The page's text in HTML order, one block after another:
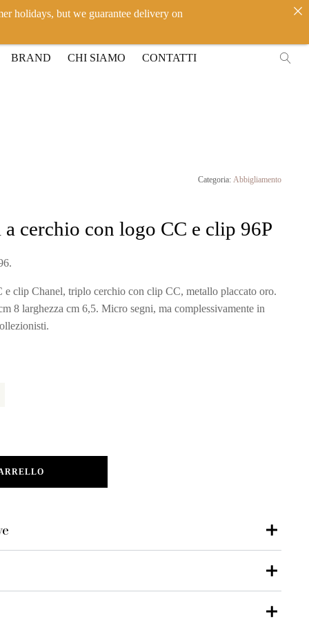
BRAND CHI SIAMO CONTATTI
Categoria: Abbigliamento
cerchio con logo CC e clip 96P
clip Chanel, triplo cerchio con clip CC, metallo placcato oro.
8 larghezza cm 6,5. Micro segni, ma complessivamente in
holidays, but we guarantee delivery on